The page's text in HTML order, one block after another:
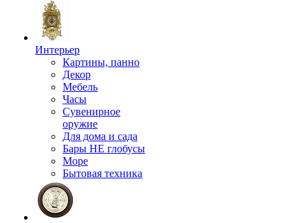
Интерьер
Картины, панно
Декор
Мебель
Часы
Сувенирное
оружие
Для дома и сада
Бары НЕ глобусы
Море
Бытовая техника